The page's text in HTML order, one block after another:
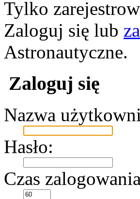
Tylko
Zaloguj się lub
Astronautyczne.
Zaloguj się
Nazwa
Hasło:
Czas